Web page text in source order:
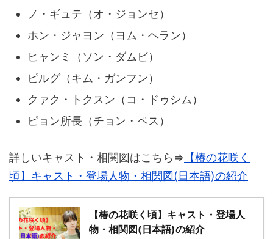
ノ・ギュテ（オ・ジョンセ）
ホン・ジャヨン（ヨム・ヘラン）
ヒャンミ（ソン・ダムビ）
ピルグ（キム・ガンフン）
クァク・トクスン（コ・ドゥシム）
ピョン所長（チョン・ペス）
詳しいキャスト・相関図はこちら⇒ 【椿の花咲く
頃】キャスト・登場人物・相関図(日本語)の紹介
【椿の花咲く頃】キャスト・登場人
物・相関図(日本語)の紹介